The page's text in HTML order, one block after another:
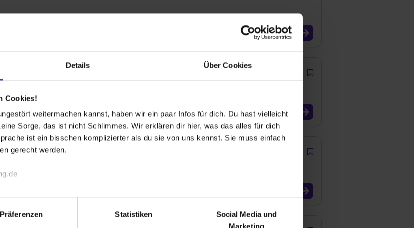
Details Über Cookies
Cookies!
weitermachen kannst, haben wir ein paar Infos für dich. Du hast vielleicht
Sorge, das ist nicht Schlimmes. Wir erklären dir hier, was das alles für dich
ist ein bisschen komplizierter als du sie von uns kennst. Sie muss einfach
gerecht werden.
Funktion unserer Webseite („Notwendig“), um von dir bei Benutzung der
( „Präferenzen“), die Zugriffe auf unsere Webseite zu analysieren
Verwendung unserer Website an unsere Partner für soziale Medien, Werbung
Präferenzen Statistiken
Social Media und
Fachinformatiker/-in Anwendungsentwicklung (all genders)
Plätze
(all genders)